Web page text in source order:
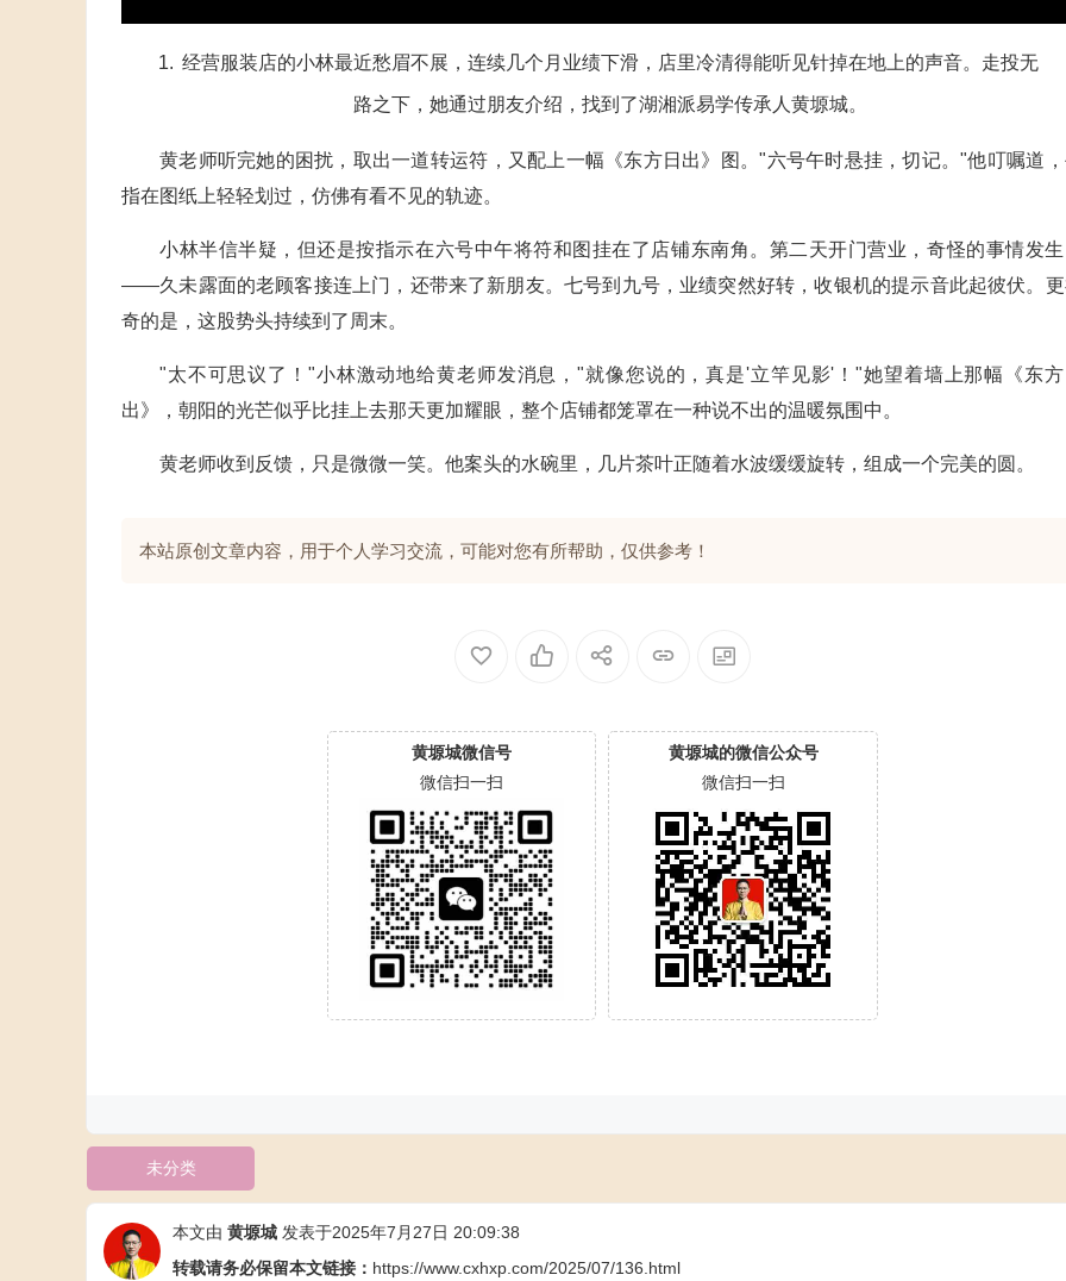
经营服装店的小林最近愁眉不展，连续几个月业绩下滑，店里冷清得能听见针掉在地上的声音。走投无
路之下，她通过朋友介绍，找到了湖湘派易学传承人黄塬城。
黄老师听完她的困扰，取出一道转运符，又配上一幅《东方日出》图。"六号午时悬挂，切记。"他叮嘱道
指在图纸上轻轻划过，仿佛有看不见的轨迹。
小林半信半疑，但还是按指示在六号中午将符和图挂在了店铺东南角。第二天开门营业，奇怪的事情发
——久未露面的老顾客接连上门，还带来了新朋友。七号到九号，业绩突然好转，收银机的提示音此起彼伏。
奇的是，这股势头持续到了周末。
"太不可思议了！"小林激动地给黄老师发消息，"就像您说的，真是'立竿见影'！"她望着墙上那幅《东
出》，朝阳的光芒似乎比挂上去那天更加耀眼，整个店铺都笼罩在一种说不出的温暖氛围中。
黄老师收到反馈，只是微微一笑。他案头的水碗里，几片茶叶正随着水波缓缓旋转，组成一个完美的圆。
本站原创 文章内容，用于个人学习交流，可能对您有所帮助，仅供参考！
黄塬城微信号
微信扫一扫
黄塬城的微信公众号
微信扫一扫
未分类
本文由 黄塬城 发表于2025年7月27日 20:09:38
转载请务必保留本文链接： https://www.cxhxp.com/2025/07/136.html